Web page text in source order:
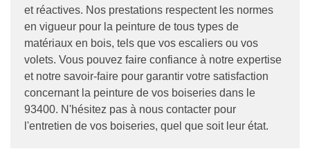
et réactives. Nos prestations respectent les normes
en vigueur pour la peinture de tous types de
matériaux en bois, tels que vos escaliers ou vos
volets. Vous pouvez faire confiance à notre expertise
et notre savoir-faire pour garantir votre satisfaction
concernant la peinture de vos boiseries dans le
93400. N'hésitez pas à nous contacter pour
l'entretien de vos boiseries, quel que soit leur état.